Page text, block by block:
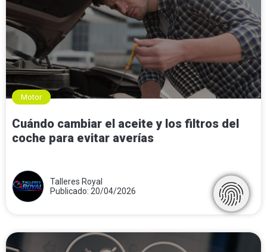
Motor
Cuándo cambiar el aceite y los filtros del
coche para evitar averías
Talleres Royal
Publicado: 20/04/2026